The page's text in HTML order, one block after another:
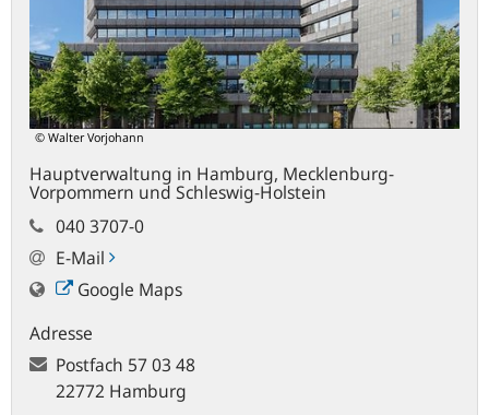
© Walter Vorjohann
Hauptverwaltung in Hamburg, Mecklenburg-
Vorpommern und Schleswig-Holstein
040 3707-0
E-Mail
Google Maps
Adresse
Postfach 57 03 48
22772 Hamburg